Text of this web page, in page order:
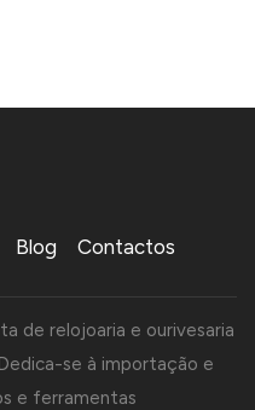
Blog Contactos
de relojoaria e ourivesaria
se à importação e
e ferramentas